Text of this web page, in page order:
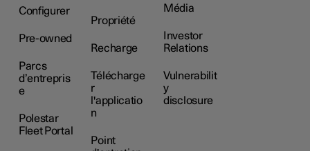
Configurer
Pre-owned
Parcs
d’entrepris
e
Polestar
Fleet Portal
Propriété
Recharge
Télécharge
r
l'applicatio
n
Point
Média
Investor
Relations
Vulnerabilit
y
disclosure